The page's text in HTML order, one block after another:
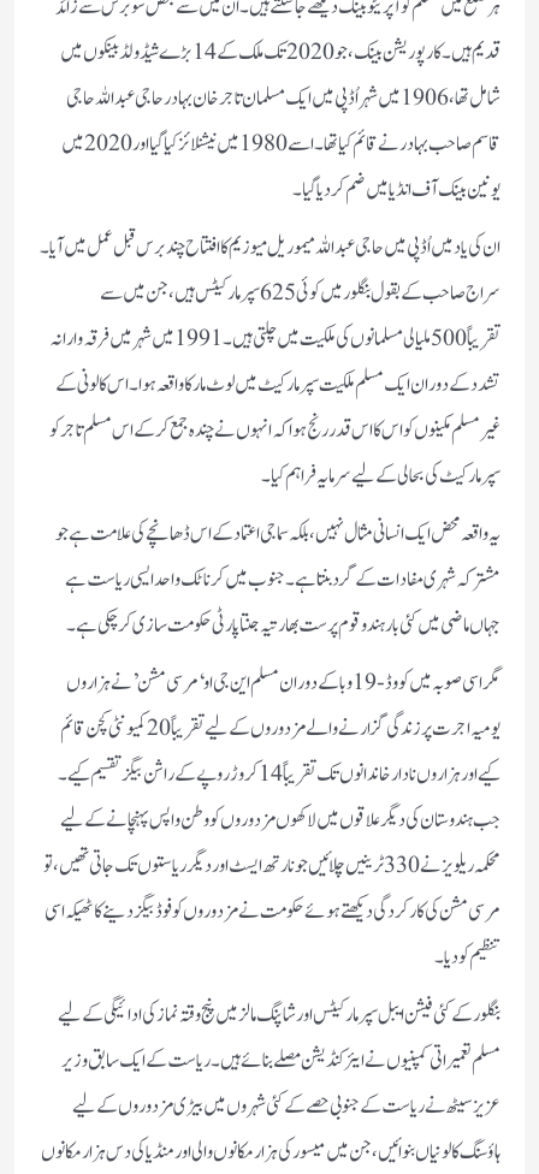
قدیم ہیں۔ کارپوریشن بینک، جو 2020 تک ملک کے 14 بڑے شیڈولڈ بینکوں میں
شامل تھا، 1906 میں شہر اُڈپی میں ایک مسلمان تاجر خان بہادر حاجی عبداللہ حاجی
قاسم صاحب بہادر نے قائم کیا تھا۔ اسے 1980 میں نیشنلائز کیا گیا اور 2020 میں
یونین بینک آف انڈیا میں ضم کر دیا گیا۔
ان کی یاد میں اُڈپی میں حاجی عبداللہ میموریل میوزیم کا افتتاح چند برس قبل عمل میں آیا۔
سراج صاحب کے بقول بنگلور میں کوئی 625 سپر مارکیٹس ہیں، جن میں سے
تقریباً 500 ملیالی مسلمانوں کی ملکیت میں چلتی ہیں۔ 1991 میں شہر میں فرقہ وارانہ
تشدد کے دوران ایک مسلم ملکیت سپر مارکیٹ میں لوٹ مار کا واقعہ ہوا۔ اس کالونی کے
غیر مسلم مکینوں کو اس کا اس قدر رنج ہوا کہ انہوں نے چندہ جمع کر کے اس مسلم تاجر کو
سپر مارکیٹ کی بحالی کے لیے سرمایہ فراہم کیا۔
یہ واقعہ محض ایک انسانی مثال نہیں، بلکہ سماجی اعتماد کے اس ڈھانچے کی علامت ہے جو
مشترکہ شہری مفادات کے گرد بنتا ہے۔جنوب میں کرناٹک واحد ایسی ریاست ہے
جہاں ماضی میں کئی بار ہندو قوم پرست بھارتیہ جنتا پارٹی حکومت سازی کر چکی ہے۔
مگر اسی صوبہ میں کووڈ-19 وبا کے دوران مسلم این جی او ‘مرسی مشن’نے ہزاروں
یومیہ اجرت پر زندگی گزارنے والے مزدوروں کے لیے تقریباً 20 کمیونٹی کچن قائم
کیے اور ہزاروں نادار خاندانوں تک تقریباً 14 کروڑ روپے کے راشن بیگز تقسیم کیے۔
جب ہندوستان کی دیگر علاقوں میں لاکھوں مزدوروں کو وطن واپس پہنچانے کے لیے
محکمہ ریلویز نے 330 ٹرینیں چلائیں جو نارتھ ایسٹ اور دیگر ریاستوں تک جاتی تھیں، تو
مرسی مشن کی کارکردگی دیکھتے ہوئے حکومت نے مزدوروں کو فوڈ بیگز دینے کا ٹھیکہ اسی
تنظیم کو دیا۔
بنگلور کے کئی فیشن ایبل سپر مارکیٹس اور شاپنگ مالز میں پنج وقتہ نماز کی ادائیگی کے لیے
مسلم تعمیراتی کمپنیوں نے ایئرکنڈیشن مصلے بنائے ہیں۔ریاست کے ایک سابق وزیر
عزیز سیٹھ نے ریاست کے جنوبی حصے کے کئی شہروں میں بیڑی مزدوروں کے لیے
ہاؤسنگ کالونیاں بنوائیں، جن میں میسور کی ہزار مکانوں والی اور منڈیا کی دس ہزار مکانوں